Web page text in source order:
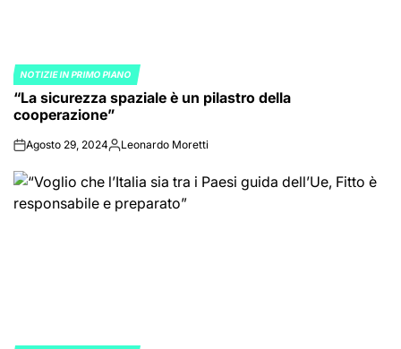
POSTED
IN
NOTIZIE IN PRIMO PIANO
“La sicurezza spaziale è un pilastro della
cooperazione”
onAgosto 29, 2024Posted
Leonardo Moretti